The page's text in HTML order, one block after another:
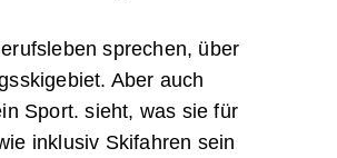
sprechen, über
Aber auch
Sport. sieht, was sie für
inklusiv Skifahren sein